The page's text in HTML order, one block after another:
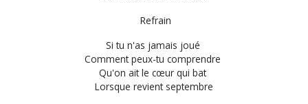
Refrain
Si tu n'as jamais joué
Comment peux-tu comprendre
Qu'on ait le cœur qui bat
Lorsque revient septembre